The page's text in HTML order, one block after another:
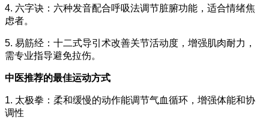
4. 六字诀：六种发音配合呼吸法调节脏腑功能，适合情绪焦
虑者。
5. 易筋经：十二式导引术改善关节活动度，增强肌肉耐力，
需专业指导避免拉伤。
中医推荐的最佳运动方式
1. 太极拳：柔和缓慢的动作能调节气血循环，增强体能和协
调性